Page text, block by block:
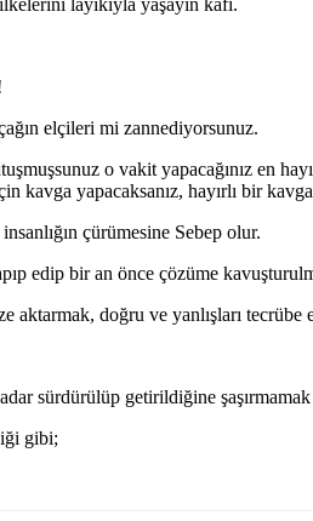
elçileri mi zannediyorsunuz.
o vakit yapacağınız en
kavga yapacaksanız, hayırlı bir
çürümesine Sebep olur.
edip bir an önce çözüme
aktarmak, doğru ve yanlışları tecrübe
sürdürülüp getirildiğine
gibi;